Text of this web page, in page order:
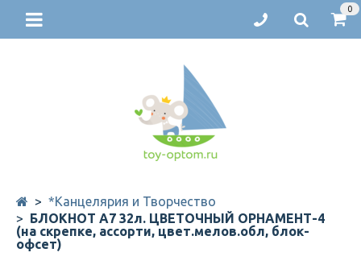
0
*Канцелярия и Творчество
БЛОКНОТ А7 32л. ЦВЕТОЧНЫЙ ОРНАМЕНТ-4
(на скрепке, ассорти, цвет.мелов.обл, блок-
офсет)